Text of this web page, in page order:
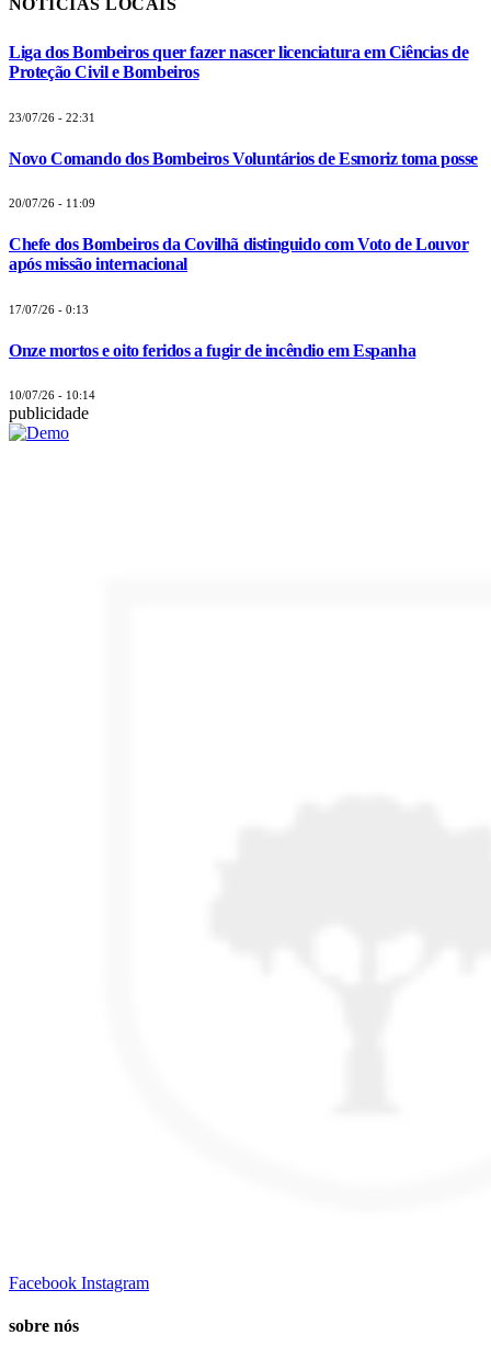
Liga dos Bombeiros quer fazer nascer licenciatura em Ciências de
Proteção Civil e Bombeiros
23/07/26 - 22:31
Novo Comando dos Bombeiros Voluntários de Esmoriz toma posse
20/07/26 - 11:09
Chefe dos Bombeiros da Covilhã distinguido com Voto de Louvor
após missão internacional
17/07/26 - 0:13
Onze mortos e oito feridos a fugir de incêndio em Espanha
10/07/26 - 10:14
publicidade
Facebook Instagram
sobre nós